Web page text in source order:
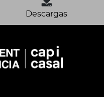
Descargas